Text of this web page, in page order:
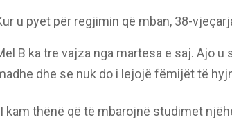
u pyet për regjimin që mban, 38-
B ka tre vajza nga martesa e saj. Ajo
dhe se nuk do i lejojë fëmijët të
kam thënë që të mbarojnë studimet